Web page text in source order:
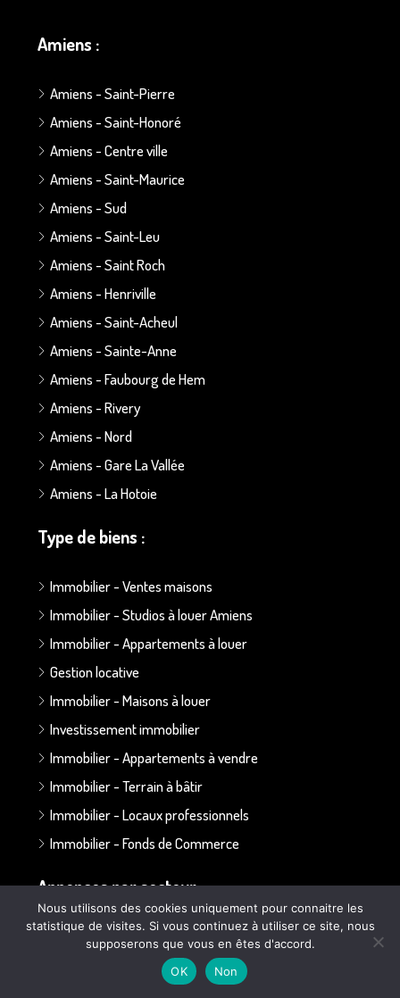
Amiens :
Amiens - Saint-Pierre
Amiens - Saint-Honoré
Amiens - Centre ville
Amiens - Saint-Maurice
Amiens - Sud
Amiens - Saint-Leu
Amiens - Saint Roch
Amiens - Henriville
Amiens - Saint-Acheul
Amiens - Sainte-Anne
Amiens - Faubourg de Hem
Amiens - Rivery
Amiens - Nord
Amiens - Gare La Vallée
Amiens - La Hotoie
Type de biens :
Immobilier - Ventes maisons
Immobilier - Studios à louer Amiens
Immobilier - Appartements à louer
Gestion locative
Immobilier - Maisons à louer
Investissement immobilier
Immobilier - Appartements à vendre
Immobilier - Terrain à bâtir
Immobilier - Locaux professionnels
Immobilier - Fonds de Commerce
Annonces par secteur :
Secteur Bapaume - Albert
Nous utilisons des cookies uniquement pour connaitre les
statistique de visites. Si vous continuez à utiliser ce site, nous
supposerons que vous en êtes d'accord.
OK
Non